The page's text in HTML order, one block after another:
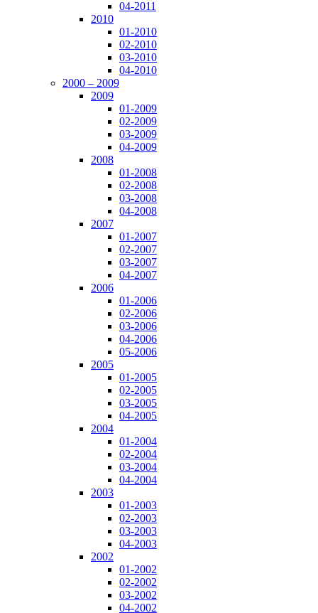
04-2011
2010
01-2010
02-2010
03-2010
04-2010
2000 – 2009
2009
01-2009
02-2009
03-2009
04-2009
2008
01-2008
02-2008
03-2008
04-2008
2007
01-2007
02-2007
03-2007
04-2007
2006
01-2006
02-2006
03-2006
04-2006
05-2006
2005
01-2005
02-2005
03-2005
04-2005
2004
01-2004
02-2004
03-2004
04-2004
2003
01-2003
02-2003
03-2003
04-2003
2002
01-2002
02-2002
03-2002
04-2002